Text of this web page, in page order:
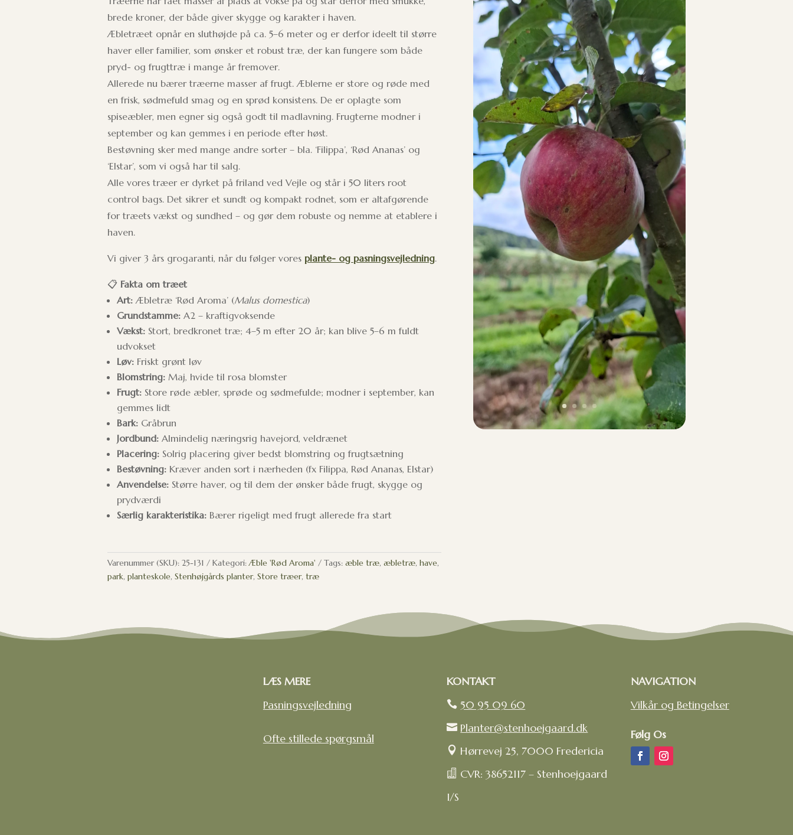
brede kroner, der både giver skygge og karakter i haven.
Æbletræet opnår en sluthøjde på ca. 5–6 meter og er derfor ideelt til større
haver eller familier, som ønsker et robust træ, der kan fungere som både
pryd- og frugttræ i mange år fremover.
Allerede nu bærer træerne masser af frugt. Æblerne er store og røde med
en frisk, sødmefuld smag og en sprød konsistens. De er oplagte som
spiseæbler, men egner sig også godt til madlavning. Frugterne modner i
september og kan gemmes i en periode efter høst.
Bestøvning sker med mange andre sorter – bla. ‘Filippa’, ‘Rød Ananas’ og
‘Elstar’, som vi også har til salg.
Alle vores træer er dyrket på friland ved Vejle og står i 50 liters root
control bags. Det sikrer et sundt og kompakt rodnet, som er altafgørende
for træets vækst og sundhed – og gør dem robuste og nemme at etablere i
haven.
Vi giver 3 års grogaranti, når du følger voresplante- og pasningsvejledning.
📋Fakta om træet
Art: Æbletræ ‘Rød Aroma’ (Malus domestica)
Grundstamme: A2 – kraftigvoksende
Vækst: Stort, bredkronet træ; 4–5 m efter 20 år; kan blive 5–6 m fuldt
udvokset
Løv: Friskt grønt løv
Blomstring: Maj, hvide til rosa blomster
Frugt: Store røde æbler, sprøde og sødmefulde; modner i september, kan
gemmes lidt
Bark: Gråbrun
Jordbund: Almindelig næringsrig havejord, veldrænet
Placering: Solrig placering giver bedst blomstring og frugtsætning
Bestøvning: Kræver anden sort i nærheden (fx Filippa, Rød Ananas, Elstar)
Anvendelse: Større haver, og til dem der ønsker både frugt, skygge og
prydværdi
Særlig karakteristika: Bærer rigeligt med frugt allerede fra start
Varenummer (SKU):25-131 Kategori:Æble 'Rød Aroma' Tags:æble træ,æbletræ,have,
park,planteskole,Stenhøjgårds planter,Store træer,træ
LÆS MERE
Pasningsvejledning
Ofte stillede spørgsmål
KONTAKT
 50 95 09 60
 Planter@stenhoejgaard.dk
 Hørrevej 25, 7000 Fredericia
 CVR: 38652117 – Stenhoejgaard
I/S
NAVIGATION
Vilkår og Betingelser
Følg Os